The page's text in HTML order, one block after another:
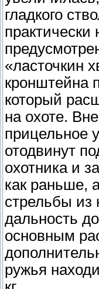
гладкого
«ласточкин
кронштейна
который
на охоте.
прицельное
отодвинут
охотника и
как раньше,
стрельбы из
дальность
основным
ружья